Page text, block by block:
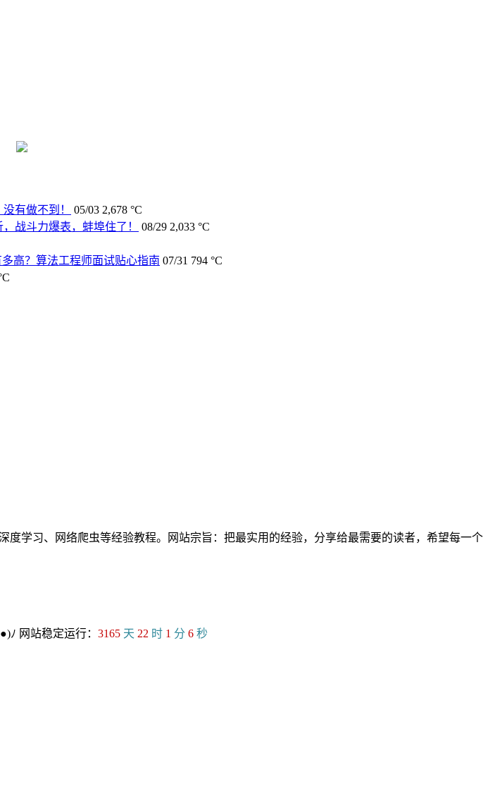
有做不到！ 05/03 2,678 °C
战斗力爆表，蚌埠住了！
08/29 2,033 °C
高？算法工程师面试贴心指南 07/31 794 °C
学习、网络爬虫等经验教程。网站宗旨：把最实用的经验，分享给最需要的读者，希望每一个
ﾉ 网站稳定运行： 3165 天 22 时 1 分 7 秒